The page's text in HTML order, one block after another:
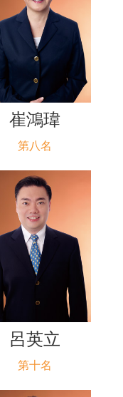
崔鴻瑋
第八名
呂英立
第十名